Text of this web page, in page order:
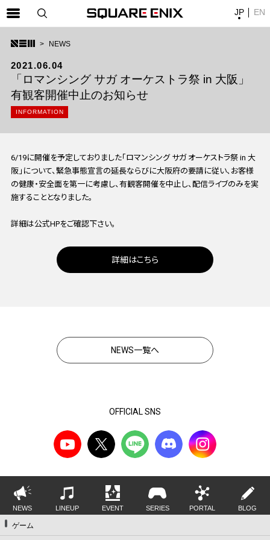
SQUARE ENIX 公式サイトメニュー
ゲーム
マガジン＆ブックス
ミュージック
ストア
メンバーズ
動画
コラム
SQUARE ENIX サイト内検索
JP EN
NEWS
2021.06.04
「ロマンシング サガ オーケストラ祭 in 大阪」
有観客開催中止のお知らせ
INFORMATION
6/19に開催を予定しておりました「ロマンシング サガ オーケストラ祭 in 大
阪」について、緊急事態宣言の延長ならびに大阪府の要請に従い、お客様
の健康・安全面を第一に考慮し、有観客開催を中止し、配信ライブのみを実
施することとなりました。
詳細は公式HPをご確認下さい。
詳細はこちら
NEWS一覧へ
OFFICIAL SNS
NEWS LINEUP EVENT SERIES PORTAL BLOG
ゲーム